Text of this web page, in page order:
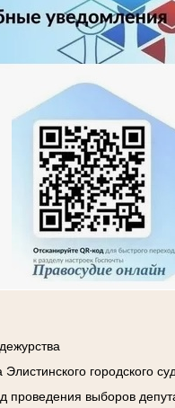
городского
проведения выборов